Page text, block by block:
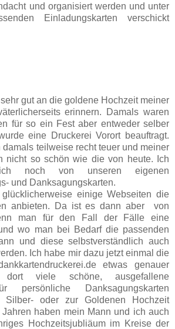
und organisiert werden und unter
Einladungskarten verschickt
gut an die goldene Hochzeit meiner
erinnern. Damals waren
für so ein Fest aber entweder selber
eine Druckerei Vorort beauftragt.
damals teilweise recht teuer und meiner
nicht so schön wie die von heute. Ich
noch von unseren eigenen
und Danksagungskarten.
einige Webseiten die
anbieten. Da ist es dann aber von
man für den Fall der Fälle eine
wo man bei Bedarf die passenden
und diese selbstverständlich auch
Ich habe mir dazu jetzt einmal die
etwas genauer
dort viele schöne, ausgefallene
persönliche Danksagungskarten
Silber- oder zur Goldenen Hochzeit
haben mein Mann und ich auch
Hochzeitsjubliäum im Kreise der